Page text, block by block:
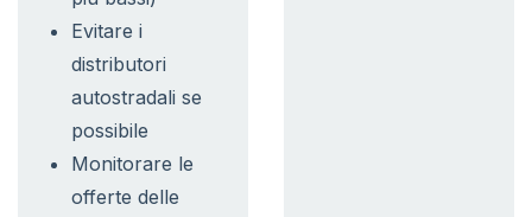
Evitare i
distributori
autostradali se
possibile
Monitorare le
offerte delle